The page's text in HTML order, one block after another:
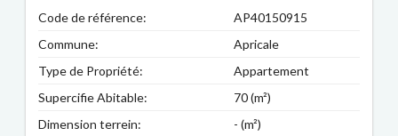
Code de référence:
AP40150915
Commune:
Apricale
Type de Propriété:
Appartement
Supercifie Abitable:
70 (m²)
Dimension terrein:
- (m²)